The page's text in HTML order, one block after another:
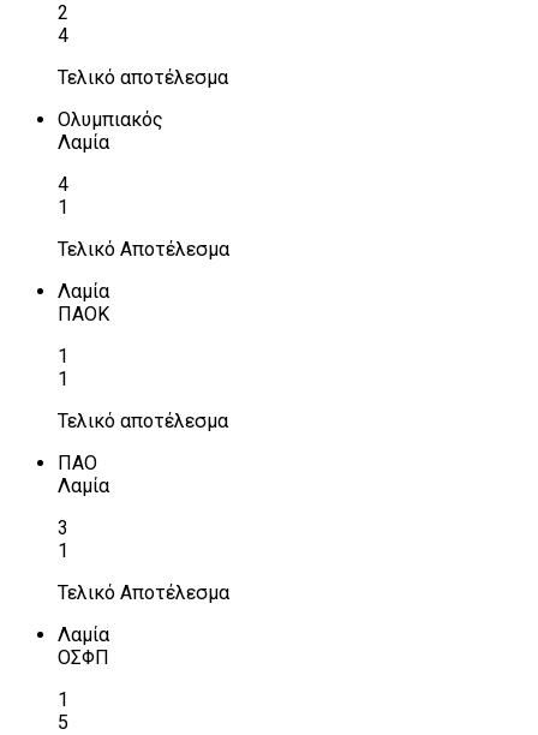
2
4
Τελικό αποτέλεσμα
Ολυμπιακός
Λαμία
4
1
Τελικό Αποτέλεσμα
Λαμία
ΠΑΟΚ
1
1
Τελικό αποτέλεσμα
ΠΑΟ
Λαμία
3
1
Τελικό Αποτέλεσμα
Λαμία
ΟΣΦΠ
1
5